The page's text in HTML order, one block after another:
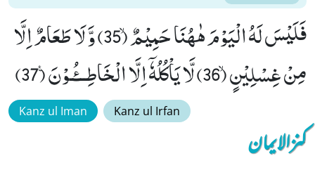
فَلَیْسَ لَهُ الْیَوْمَ هٰهُنَا حَمِیْمٌۙ (35) وَّ لَا طَعَامٌ اِلَّا
مِنْ غِسْلِیْنٍۙ (36) لَّا یَاْكُلُهٗۤ اِلَّا الْخَاطِـــٴُـوْنَ۠ (37)
Kanz ul Iman Kanz ul Irfan
کنزالایمان